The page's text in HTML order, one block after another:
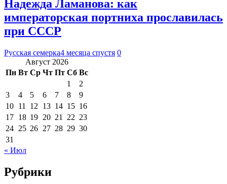
Надежда Ламанова: как
императорская портниха прославилась
при СССР
Русская семерка4 месяца спустя 0
Август 2026
Пн Вт Ср Чт Пт Сб Вс
1
2
3
4 5 6 7 8
9
10 11 12 13 14 15 16
17 18 19 20 21 22 23
24 25 26 27 28 29 30
31
« Июл
Рубрики